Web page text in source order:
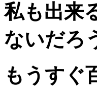
私も出来
ないだろ
もうすぐ